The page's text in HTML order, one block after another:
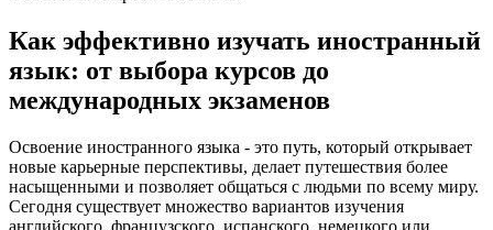
Как эффективно изучать иностранный
язык: от выбора курсов до
международных экзаменов
Освоение иностранного языка - это путь, который открывает
новые карьерные перспективы, делает путешествия более
насыщенными и позволяет общаться с людьми по всему миру.
Сегодня существует множество вариантов изучения
английского, французского, испанского, немецкого или